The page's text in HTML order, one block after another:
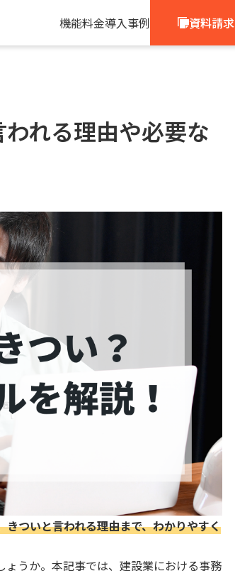
機能料金導入事例 資料請求
れる理由や必要な
ついと言われる理由まで、わかりやすく
うか。本記事では、建設業における事務